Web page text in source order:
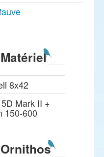
8x42
Mark II +
150-600